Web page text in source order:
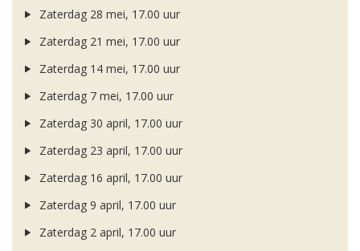
Zaterdag 28 mei, 17.00 uur
Zaterdag 21 mei, 17.00 uur
Zaterdag 14 mei, 17.00 uur
Zaterdag 7 mei, 17.00 uur
Zaterdag 30 april, 17.00 uur
Zaterdag 23 april, 17.00 uur
Zaterdag 16 april, 17.00 uur
Zaterdag 9 april, 17.00 uur
Zaterdag 2 april, 17.00 uur